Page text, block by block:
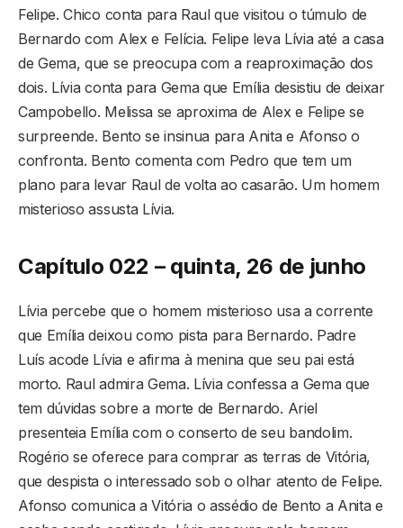
Felipe. Chico conta para Raul que visitou o túmulo de
Bernardo com Alex e Felícia. Felipe leva Lívia até a casa
de Gema, que se preocupa com a reaproximação dos
dois. Lívia conta para Gema que Emília desistiu de deixar
Campobello. Melissa se aproxima de Alex e Felipe se
surpreende. Bento se insinua para Anita e Afonso o
confronta. Bento comenta com Pedro que tem um
plano para levar Raul de volta ao casarão. Um homem
misterioso assusta Lívia.
Capítulo 022 – quinta, 26 de junho
Lívia percebe que o homem misterioso usa a corrente
que Emília deixou como pista para Bernardo. Padre
Luís acode Lívia e afirma à menina que seu pai está
morto. Raul admira Gema. Lívia confessa a Gema que
tem dúvidas sobre a morte de Bernardo. Ariel
presenteia Emília com o conserto de seu bandolim.
Rogério se oferece para comprar as terras de Vitória,
que despista o interessado sob o olhar atento de Felipe.
Afonso comunica a Vitória o assédio de Bento a Anita e